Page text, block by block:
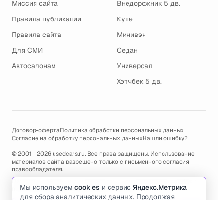
Миссия сайта
Правила публикации
Правила сайта
Для СМИ
Автосалонам
Внедорожник 5 дв.
Купе
Минивэн
Седан
Универсал
Хэтчбек 5 дв.
Договор-офертаПолитика обработки персональных данных
Согласие на обработку персональных данныхНашли ошибку?
© 2001—2026 usedcars.ru. Все права защищены. Использование
материалов сайта разрешено только с письменного согласия
правообладателя.
Пользуясь сайтом, вы соглашаетесь с использованием cookies и
политикой обработки персональных данных.
Мы используем cookies и сервис Яндекс.Метрика
для сбора аналитических данных. Продолжая